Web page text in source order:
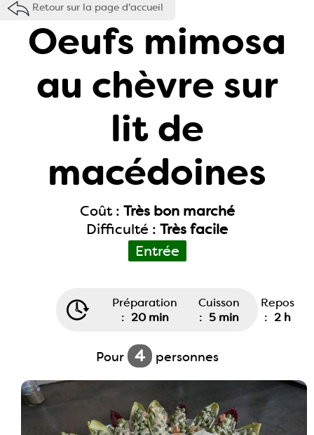
Retour sur la page d'accueil
Oeufs mimosa
au chèvre sur
lit de
macédoines
Coût : Très bon marché
Difficulté : Très facile
Entrée
Préparation
: 20 min
Cuisson
: 5 min
Repos
: 2 h
Pour 4 personnes